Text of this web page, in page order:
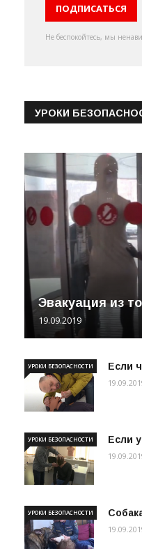
Не беспокойтесь, мы
УРОКИ
Эвакуация из
19.09.2019
Если
УРОКИ БЕЗОПАСНОСТИ
Если
УРОКИ БЕЗОПАСНОСТИ
УРОКИ БЕЗОПАСНОСТИ